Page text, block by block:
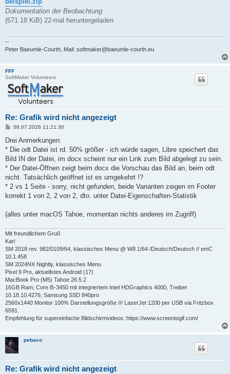
Dokumentation der Beobachtung
(671.18 KiB) 22-mal heruntergeladen
--
Peter Baeumle-Courth, Mail: softmaker@baeumle-courth.eu
FFF
SoftMaker Volunteers
Re: Grafik wird nicht angezeigt
B
i
r
a
08.07.2026 11:21:30
Drei Anmerkungen:
* Die odt Datei ist rd. 50% größer - ich würde sagen, Libre speichert das
Bild IN der Datei, im docx scheint nur ein Link zum Bild abgelegt zu sein.
* Der Datei-Öffnen zeigt beim docx die Vorschau das Bild an, beim odt
nicht. Tatsächlich geöffnet ist es umgekehrt !?
* 2 vs 1 Seite - sorry, nicht gefunden, beide Varianten zeigen im Footer
korrekt 1 von 2, 2 von 2, dto. unter Datei-Eigenschaften-Statistik
(alles unter macOS Tahoe, momentan nichts anderes im Zugriff)
Mit freundlichem Gruß
Karl
SM 2018 rev. 982/0109/64, klassisches Menu @ W8.1/64 /Deutsch/Deutsch // emC
10.1.458
SM 2024NX Nightly, klassisches Menu
Pixel 9 Pro, aktuellstes Android (17)
MacBook Pro (M5) Tahoe 26.5.2
16GB Ram; Core i5-3450 mit integriertem Intel HDGraphics 4000, Treiber
10.18.10.4276; Samsung SSD 840pro
2560x1440 Monitor 100% Darstellungsgröße /// LaserJet 1200 per USB via Fritzbox
6591.
Empfehlung für supereinfache Bildschirmvideos: https://www.screentogif.com/
pebaco
Re: Grafik wird nicht angezeigt